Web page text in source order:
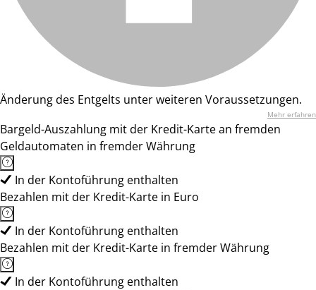
Änderung des Entgelts unter weiteren Voraussetzungen.
Mehr erfahren
Bargeld-Auszahlung mit der Kredit-Karte an fremden
Geldautomaten in fremder Währung
In der Kontoführung enthalten
Bezahlen mit der Kredit-Karte in Euro
In der Kontoführung enthalten
Bezahlen mit der Kredit-Karte in fremder Währung
In der Kontoführung enthalten